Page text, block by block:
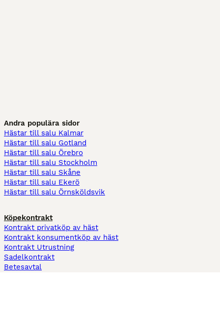
Andra populära sidor
Hästar till salu Kalmar
Hästar till salu Gotland
Hästar till salu Örebro
Hästar till salu Stockholm
Hästar till salu Skåne
Hästar till salu Ekerö
Hästar till salu Örnsköldsvik
Köpekontrakt
Kontrakt privatköp av häst
Kontrakt konsumentköp av häst
Kontrakt Utrustning
Sadelkontrakt
Betesavtal